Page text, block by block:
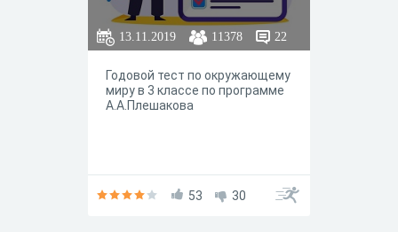
13.11.2019 11378 22
Годовой тест по окружающему
миру в 3 классе по программе
А.А.Плешакова
53 30